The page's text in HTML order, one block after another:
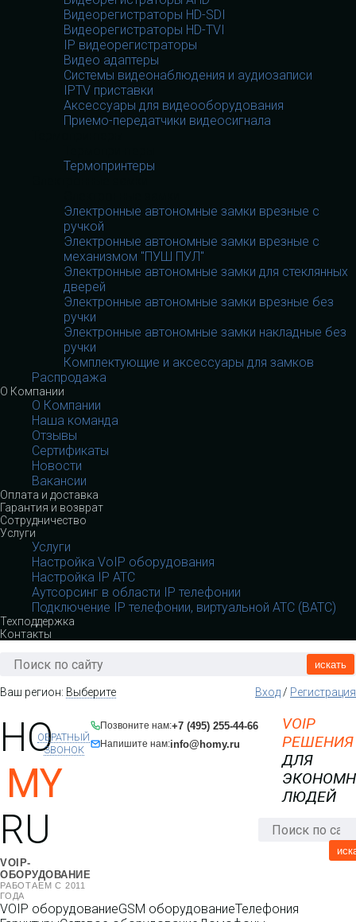
Видеорегистраторы HD-SDI
Видеорегистраторы HD-TVI
IP видеорегистраторы
Видео адаптеры
Системы видеонаблюдения и аудиозаписи
IPTV приставки
Аксессуары для видеооборудования
Приемо-передатчики видеосигнала
Термопринтеры
Электронные автономные замки врезные с
ручкой
Электронные автономные замки врезные с
механизмом "ПУШ ПУЛ"
Электронные автономные замки для стеклянных
дверей
Электронные автономные замки врезные без
ручки
Электронные автономные замки накладные без
ручки
Комплектующие и аксессуары для замков
Распродажа
О Компании
О Компании
Наша команда
Отзывы
Сертификаты
Новости
Вакансии
Оплата и доставка
Гарантия и возврат
Сотрудничество
Услуги
Услуги
Настройка VoIP оборудования
Настройка IP АТС
Аутсорсинг в области IP телефонии
Подключение IP телефонии, виртуальной АТС (ВАТС)
Техподдержка
Контакты
искать
Ваш регион: Выберите Вход/ Регистрация
HO
MY
RU
VOIP-
ОБОРУДОВАНИЕ
РАБОТАЕМ С 2011
ГОДА
Позвоните нам:+7 (495) 255-44-66
Напишите нам:info@homy.ru
ОБРАТНЫЙ
ЗВОНОК
VOIP
РЕШЕНИЯ
ДЛЯ
ЛЮДЕЙ
VOIP оборудованиеGSM оборудованиеТелефония